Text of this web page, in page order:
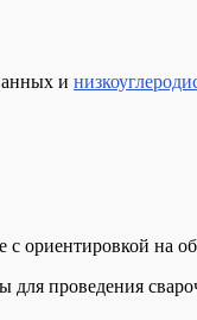
и
с ориентировкой на
проведения